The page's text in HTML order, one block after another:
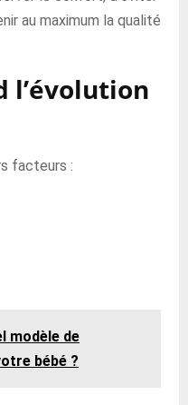
au maximum la qualité
l’évolution
facteurs :
modèle de
bébé ?